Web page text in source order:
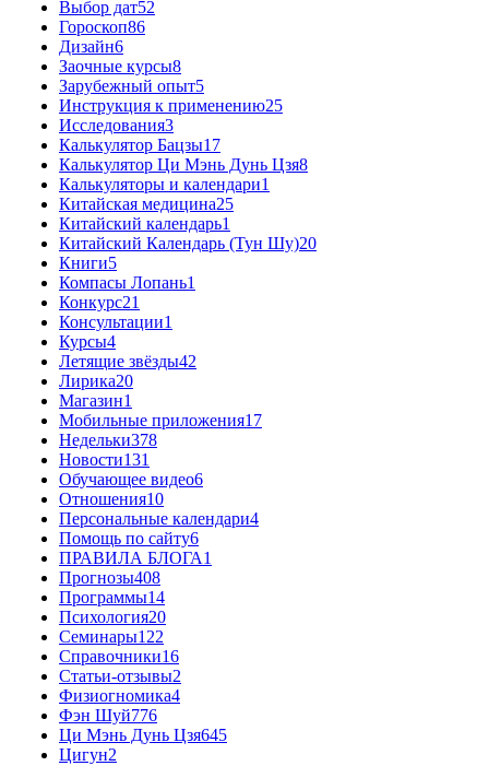
Выбор дат52
Гороскоп86
Дизайн6
Заочные курсы8
Зарубежный опыт5
Инструкция к применению25
Исследования3
Калькулятор Бацзы17
Калькулятор Ци Мэнь Дунь Цзя8
Калькуляторы и календари1
Китайская медицина25
Китайский календарь1
Китайский Календарь (Тун Шу)20
Книги5
Компасы Лопань1
Конкурс21
Консультации1
Курсы4
Летящие звёзды42
Лирика20
Магазин1
Мобильные приложения17
Недельки378
Новости131
Обучающее видео6
Отношения10
Персональные календари4
Помощь по сайту6
ПРАВИЛА БЛОГА1
Прогнозы408
Программы14
Психология20
Семинары122
Справочники16
Статьи-отзывы2
Физиогномика4
Фэн Шуй776
Ци Мэнь Дунь Цзя645
Цигун2